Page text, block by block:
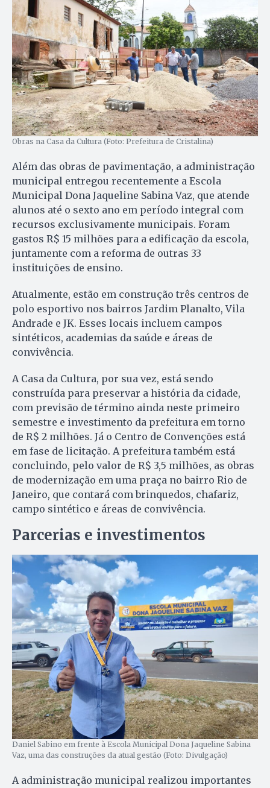
Obras na Casa da Cultura (Foto: Prefeitura de Cristalina)
Além das obras de pavimentação, a administração
municipal entregou recentemente a Escola
Municipal Dona Jaqueline Sabina Vaz, que atende
alunos até o sexto ano em período integral com
recursos exclusivamente municipais. Foram
gastos R$ 15 milhões para a edificação da escola,
juntamente com a reforma de outras 33
instituições de ensino.
Atualmente, estão em construção três centros de
polo esportivo nos bairros Jardim Planalto, Vila
Andrade e JK. Esses locais incluem campos
sintéticos, academias da saúde e áreas de
convivência.
A Casa da Cultura, por sua vez, está sendo
construída para preservar a história da cidade,
com previsão de término ainda neste primeiro
semestre e investimento da prefeitura em torno
de R$ 2 milhões. Já o Centro de Convenções está
em fase de licitação. A prefeitura também está
concluindo, pelo valor de R$ 3,5 milhões, as obras
de modernização em uma praça no bairro Rio de
Janeiro, que contará com brinquedos, chafariz,
campo sintético e áreas de convivência.
Parcerias e investimentos
Daniel Sabino em frente à Escola Municipal Dona Jaqueline Sabina
Vaz, uma das construções da atual gestão (Foto: Divulgação)
A administração municipal realizou importantes